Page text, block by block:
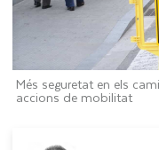
Més seguretat en els
accions de mobilitat